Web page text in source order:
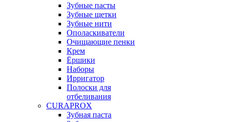
Зубные пасты
Зубные щетки
Зубные нити
Ополаскиватели
Очищающие пенки
Крем
Ёршики
Наборы
Ирригатор
Полоски для
отбеливания
CURAPROX
Зубная паста